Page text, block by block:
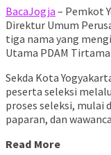
BacaJogja – Pemkot
Direktur Umum
tiga nama yang
Utama PDAM
Sekda Kota
peserta seleksi
proses seleksi, mulai
paparan, dan
Read More